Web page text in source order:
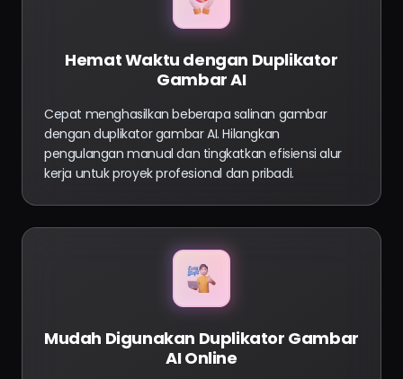
Hemat Waktu dengan Duplikator
Gambar AI
Cepat menghasilkan beberapa salinan gambar
dengan duplikator gambar AI. Hilangkan
pengulangan manual dan tingkatkan efisiensi alur
kerja untuk proyek profesional dan pribadi.
Mudah Digunakan Duplikator Gambar
AI Online